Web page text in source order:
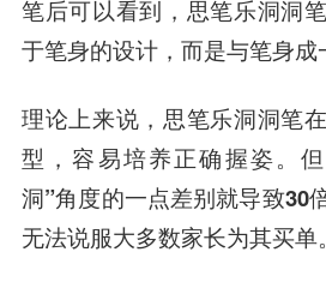
笔后可以看到，思笔乐洞洞
于笔身的设计，而是与笔身成
理论上来说，思笔乐洞洞笔
型，容易培养正确握姿。
洞”角度的一点差别就导致30
无法说服大多数家长为其买单。